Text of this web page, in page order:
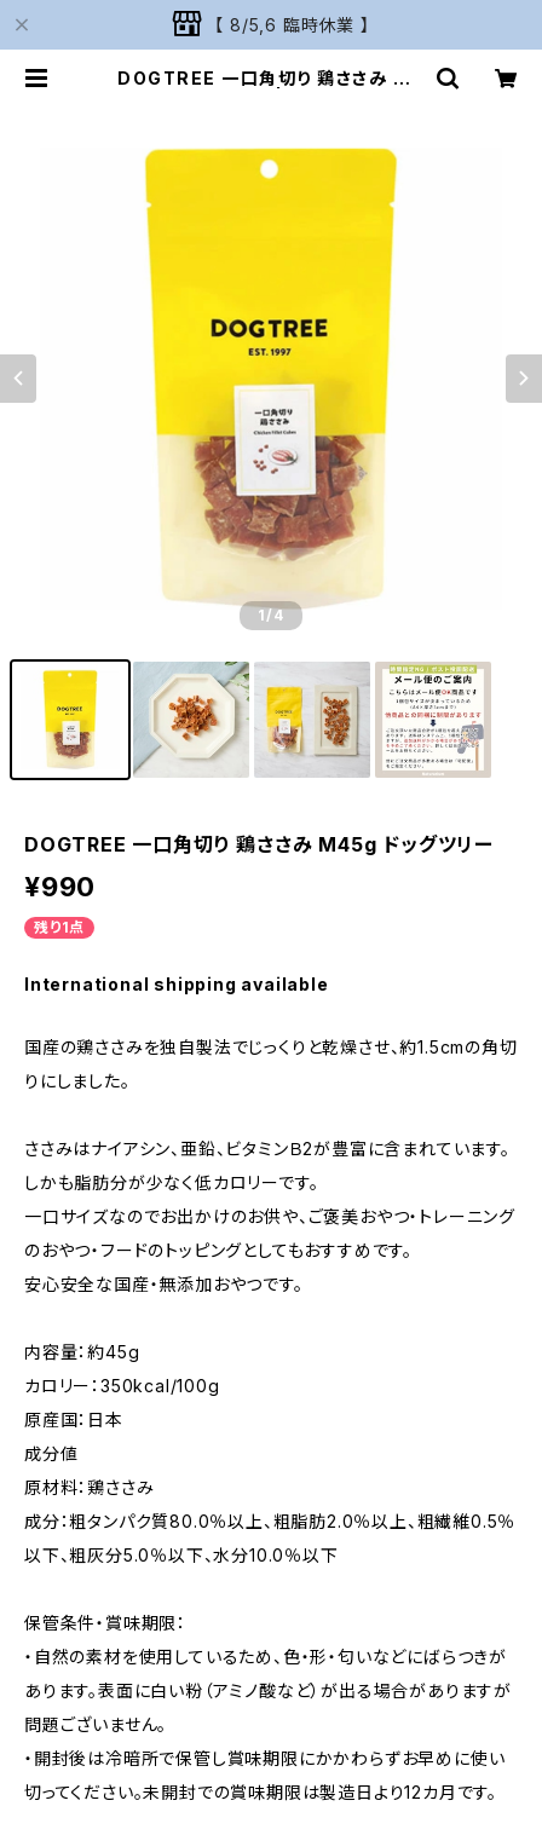
【 8/5,6 臨時休業 】
DOGTREE 一口角切り 鶏ささみ M4
1/4
DOGTREE 一口角切り 鶏ささみ M45g ドッグツリー
¥990
残り1点
International shipping available
国産の鶏ささみを独自製法でじっくりと乾燥させ、約1.5cmの角切
りにしました。
ささみはナイアシン、亜鉛、ビタミンＢ2が豊富に含まれています。
しかも脂肪分が少なく低カロリーです。
一口サイズなのでお出かけのお供や、ご褒美おやつ・トレーニング
のおやつ・フードのトッピングとしてもおすすめです。
安心安全な国産・無添加おやつです。
内容量：約45g
カロリー：350kcal/100g
原産国：日本
成分値
原材料：鶏ささみ
成分：粗タンパク質80.0％以上、粗脂肪2.0％以上、粗繊維0.5％
以下、粗灰分5.0％以下、水分10.0％以下
保管条件・賞味期限：
・自然の素材を使用しているため、色・形・匂いなどにばらつきが
あります。表面に白い粉（アミノ酸など）が出る場合がありますが
問題ございません。
・開封後は冷暗所で保管し賞味期限にかかわらずお早めに使い
切ってください。未開封での賞味期限は製造日より12カ月です。